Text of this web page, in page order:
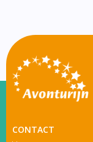
CONTACT